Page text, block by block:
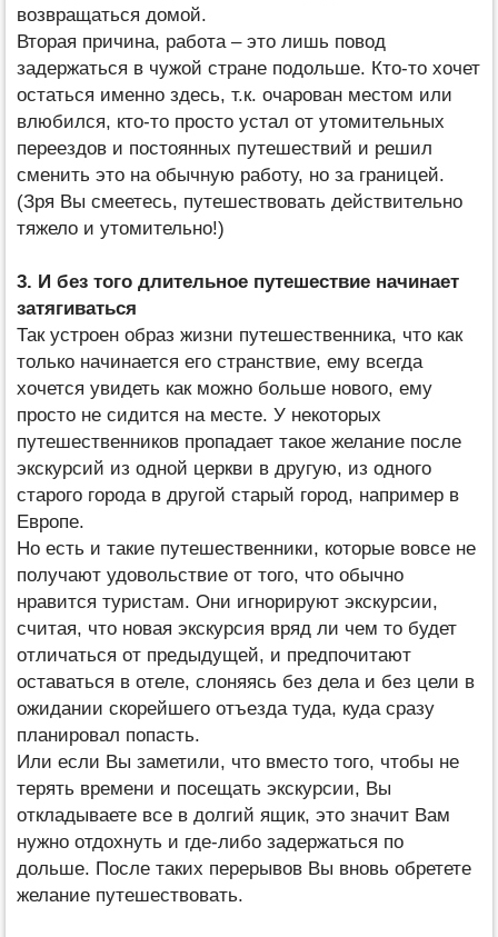
возвращаться домой.
Вторая причина, работа – это лишь повод
задержаться в чужой стране подольше. Кто-то хочет
остаться именно здесь, т.к. очарован местом или
влюбился, кто-то просто устал от утомительных
переездов и постоянных путешествий и решил
сменить это на обычную работу, но за границей.
(Зря Вы смеетесь, путешествовать действительно
тяжело и утомительно!)
3. И без того длительное путешествие начинает
затягиваться
Так устроен образ жизни путешественника, что как
только начинается его странствие, ему всегда
хочется увидеть как можно больше нового, ему
просто не сидится на месте. У некоторых
путешественников пропадает такое желание после
экскурсий из одной церкви в другую, из одного
старого города в другой старый город, например в
Европе.
Но есть и такие путешественники, которые вовсе не
получают удовольствие от того, что обычно
нравится туристам. Они игнорируют экскурсии,
считая, что новая экскурсия вряд ли чем то будет
отличаться от предыдущей, и предпочитают
оставаться в отеле, слоняясь без дела и без цели в
ожидании скорейшего отъезда туда, куда сразу
планировал попасть.
Или если Вы заметили, что вместо того, чтобы не
терять времени и посещать экскурсии, Вы
откладываете все в долгий ящик, это значит Вам
нужно отдохнуть и где-либо задержаться по
дольше. После таких перерывов Вы вновь обретете
желание путешествовать.